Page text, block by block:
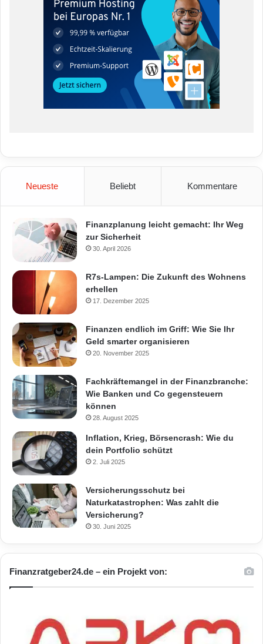
Neueste Beliebt Kommentare
Finanzplanung leicht gemacht: Ihr Weg
zur Sicherheit
30. April 2026
R7s-Lampen: Die Zukunft des Wohnens
erhellen
17. Dezember 2025
Finanzen endlich im Griff: Wie Sie Ihr
Geld smarter organisieren
20. November 2025
Fachkräftemangel in der Finanzbranche:
Wie Banken und Co gegensteuern
können
28. August 2025
Inflation, Krieg, Börsencrash: Wie du
dein Portfolio schützt
2. Juli 2025
Versicherungsschutz bei
Naturkatastrophen: Was zahlt die
Versicherung?
30. Juni 2025
Finanzratgeber24.de – ein Projekt von: